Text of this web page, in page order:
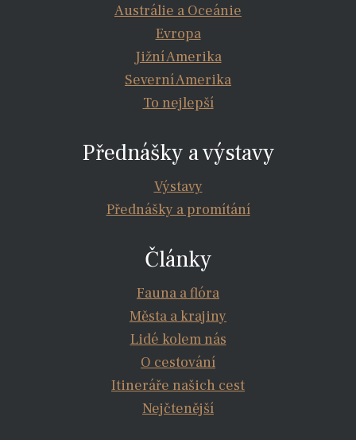
Austrálie a Oceánie
Evropa
Jižní Amerika
Severní Amerika
To nejlepší
Přednášky a výstavy
Výstavy
Přednášky a promítání
Články
Fauna a flóra
Města a krajiny
Lidé kolem nás
O cestování
Itineráře našich cest
Nejčtenější